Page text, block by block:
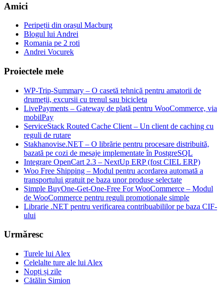
Amici
Peripeții din orașul Macburg
Blogul lui Andrei
Romania pe 2 roti
Andrei Vocurek
Proiectele mele
WP-Trip-Summary – O casetă tehnică pentru amatorii de
drumeții, excursii cu trenul sau bicicleta
LivePayments – Gateway de plată pentru WooCommerce, via
mobilPay
ServiceStack Routed Cache Client – Un client de caching cu
reguli de rutare
Stakhanovise.NET – O librărie pentru procesare distribuită,
bazată pe cozi de mesaje implementate în PostgreSQL
Integrare OpenCart 2.3 – NextUp ERP (fost CIEL ERP)
Woo Free Shipping – Modul pentru acordarea automată a
transportului gratuit pe baza unor produse selectate
Simple BuyOne-Get-One-Free For WooCommerce – Modul
de WooCommerce pentru reguli promotionale simple
Librarie .NET pentru verificarea contribuabililor pe baza CIF-
ului
Urmăresc
Turele lui Alex
Celelalte ture ale lui Alex
Nopți și zile
Cătălin Simion